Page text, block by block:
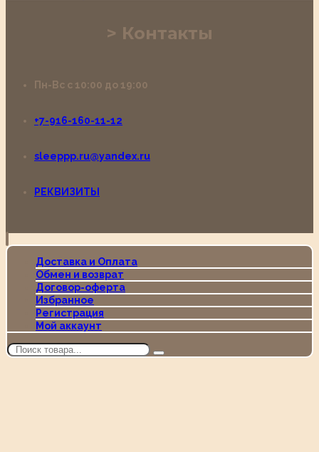
Контакты
Пн-Вс с 10:00 до 19:00
+7-916-160-11-12
sleeppp.ru@yandex.ru
РЕКВИЗИТЫ
Доставка и Оплата
Обмен и возврат
Договор-оферта
Избранное
Регистрация
Мой аккаунт